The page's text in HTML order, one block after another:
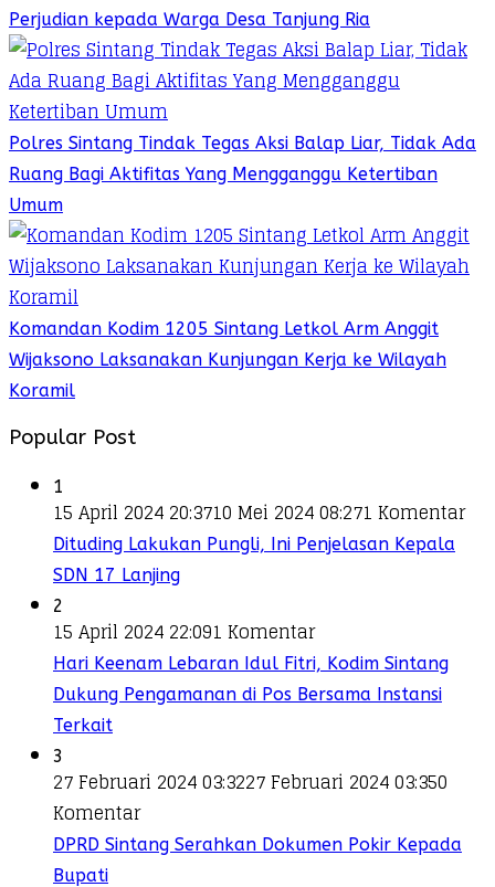
Perjudian kepada Warga Desa Tanjung Ria
Polres Sintang Tindak Tegas Aksi Balap Liar, Tidak Ada
Ruang Bagi Aktifitas Yang Mengganggu Ketertiban
Umum
Komandan Kodim 1205 Sintang Letkol Arm Anggit
Wijaksono Laksanakan Kunjungan Kerja ke Wilayah
Koramil
Popular Post
1
15 April 2024 20:3710 Mei 2024 08:271 Komentar
Dituding Lakukan Pungli, Ini Penjelasan Kepala
SDN 17 Lanjing
2
15 April 2024 22:091 Komentar
Hari Keenam Lebaran Idul Fitri, Kodim Sintang
Dukung Pengamanan di Pos Bersama Instansi
Terkait
3
27 Februari 2024 03:3227 Februari 2024 03:350
Komentar
DPRD Sintang Serahkan Dokumen Pokir Kepada
Bupati